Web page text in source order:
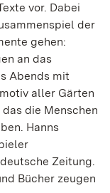
vor. Dabei
der
gehen:
an das
Abends mit
aller Gärten
die Menschen
Hanns
Zeitung.
Bücher zeugen